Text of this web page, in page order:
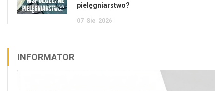
pielęgniarstwo?
07 Sie 2026
INFORMATOR